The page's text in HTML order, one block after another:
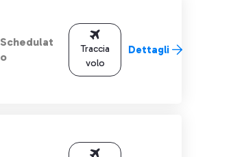
Schedulat
o
Traccia
volo
Dettagli